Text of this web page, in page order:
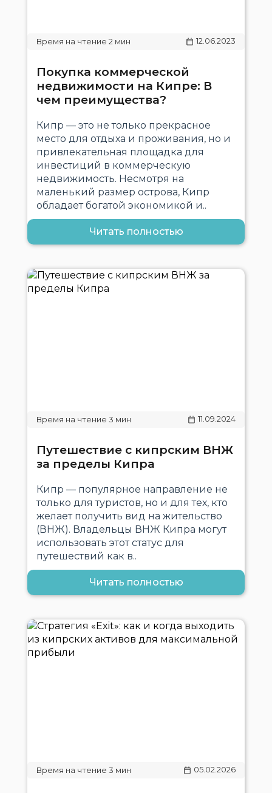
12.06.2023
Покупка коммерческой
недвижимости на Кипре: В
чем преимущества?
Кипр — это не только прекрасное
место для отдыха и проживания, но и
привлекательная площадка для
инвестиций в коммерческую
недвижимость. Несмотря на
маленький размер острова, Кипр
обладает богатой экономикой и..
Читать полностью
11.09.2024
Путешествие с кипрским ВНЖ
за пределы Кипра
Кипр — популярное направление не
только для туристов, но и для тех, кто
желает получить вид на жительство
(ВНЖ). Владельцы ВНЖ Кипра могут
использовать этот статус для
путешествий как в..
Читать полностью
05.02.2026